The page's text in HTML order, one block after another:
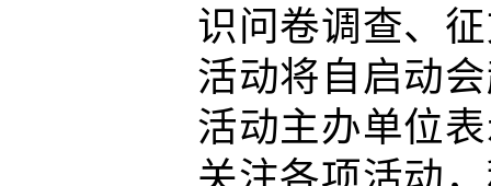
识问卷调查、
活动将自启动
活动主办单位